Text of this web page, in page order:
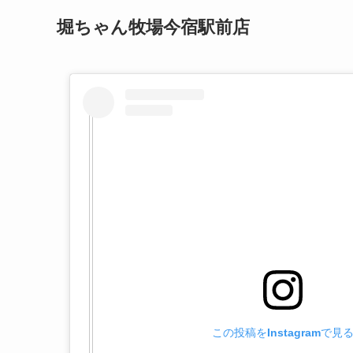
堀ちゃん牧場今宿駅前店
この投稿をInstagramで見る